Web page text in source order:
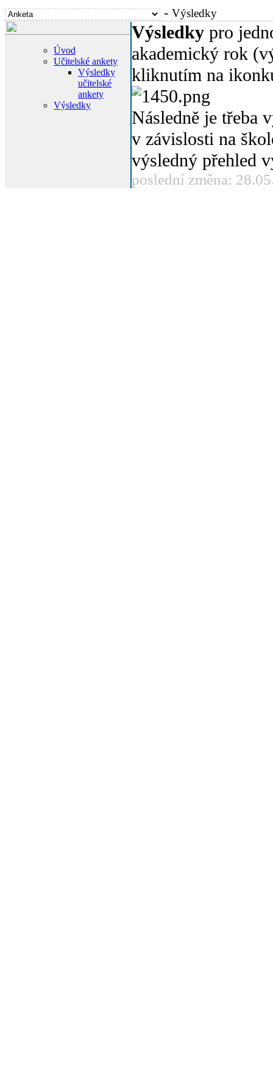
- Výsledky
Úvod
Učitelské ankety
Výsledky
učitelské
ankety
Výsledky
Výsledky pro
akademický rok
kliknutím na
Následně je třeba
v závislosti na
výsledný přehled
poslední změna: